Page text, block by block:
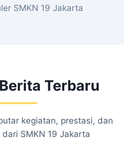
SMKN 19 Jakarta
Terbaru
kegiatan, prestasi, dan
SMKN 19 Jakarta